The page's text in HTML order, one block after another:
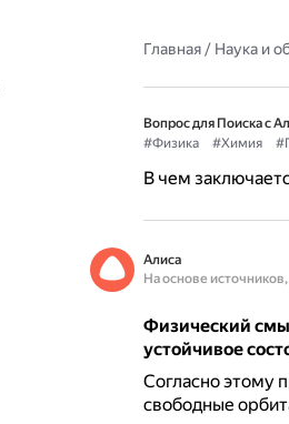
Главная/ Наука и
Вопрос для Поиска с
#Физика
#Химия
В чем
Алиса
На основе
Физический
устойчивое
Согласно этому
свободные